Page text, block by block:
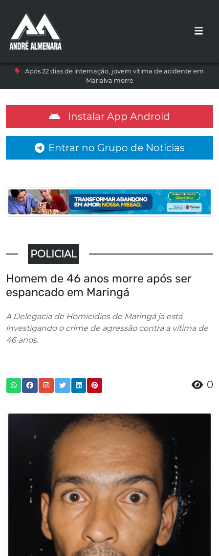
Após 22 dias de internação, jovem vítima de acidente em
Marialva morre
Instalar App Android
Entrar no Grupo de Notícias
POLICIAL
Homem de 46 anos morre após ser
espancado em Maringá
A Delegacia de Homicídios de Maringá já está
investigando o crime de agressão contra a vítima de
46 anos.
0